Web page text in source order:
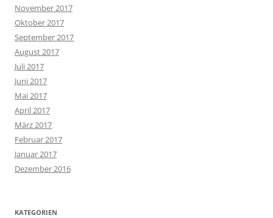
November 2017
Oktober 2017
September 2017
August 2017
Juli 2017
Juni 2017
Mai 2017
April 2017
März 2017
Februar 2017
Januar 2017
Dezember 2016
KATEGORIEN